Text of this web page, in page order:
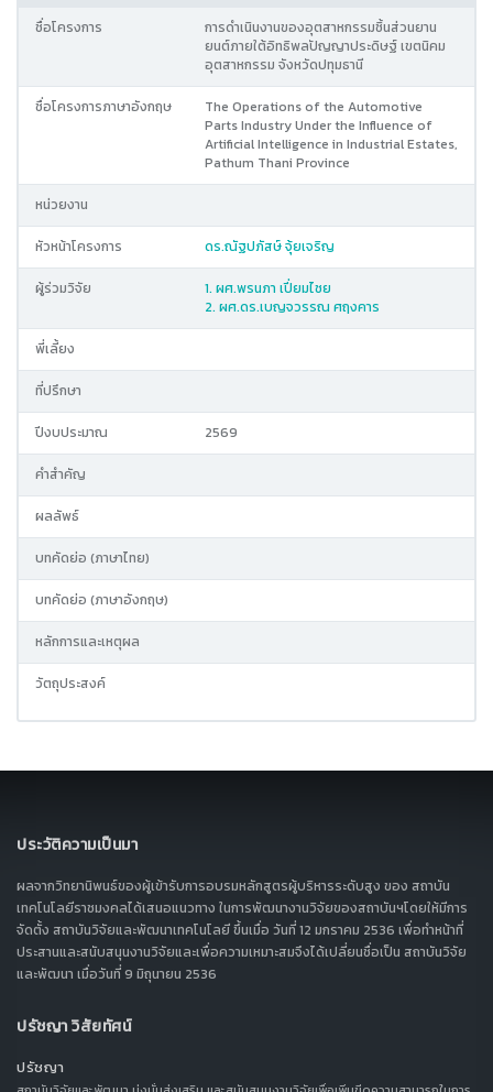
ชื่อโครงการ
การดำเนินงานของอุตสาหกรรมชิ้นส่วนยาน
ยนต์ภายใต้อิทธิพลปัญญาประดิษฐ์ เขตนิคม
อุตสาหกรรม จังหวัดปทุมธานี
ชื่อโครงการภาษาอังกฤษ
The Operations of the Automotive
Parts Industry Under the Influence of
Artificial Intelligence in Industrial Estates,
Pathum Thani Province
หน่วยงาน
หัวหน้าโครงการ ดร.ณัฐปภัสษ์ จุ้ยเจริญ
ผู้ร่วมวิจัย
1. ผศ.พรนภา เปี่ยมไชย
2. ผศ.ดร.เบญจวรรณ ศฤงคาร
พี่เลี้ยง
ที่ปรึกษา
ปีงบประมาณ 2569
คำสำคัญ
ผลลัพธ์
บทคัดย่อ (ภาษาไทย)
บทคัดย่อ (ภาษาอังกฤษ)
หลักการและเหตุผล
วัตถุประสงค์
ประวัติความเป็นมา
ผลจากวิทยานิพนธ์ของผู้เข้ารับการอบรมหลักสูตรผู้บริหารระดับสูง ของ สถาบัน
เทคโนโลยีราชมงคลได้เสนอแนวทาง ในการพัฒนางานวิจัยของสถาบันฯโดยให้มีการ
จัดตั้ง สถาบันวิจัยและพัฒนาเทคโนโลยี ขึ้นเมื่อ วันที่ 12 มกราคม 2536 เพื่อทำหน้าที่
ประสานและสนับสนุนงานวิจัยและเพื่อความเหมาะสมจึงได้เปลี่ยนชื่อเป็น สถาบันวิจัย
และพัฒนา เมื่อวันที่ 9 มิถุนายน 2536
ปรัชญา วิสัยทัศน์
ปรัชญา